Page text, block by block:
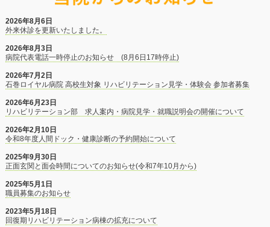
2026年8月6日
外来休診を更新いたしました。
2026年8月3日
病院代表電話一時停止のお知らせ (8月6日17時停止)
2026年7月2日
石巻ロイヤル病院 高校生対象 リハビリテーション見学・体験会 参加者募集
2026年6月23日
リハビリテーション部 求人案内・病院見学・就職説明会の開催について
2026年2月10日
令和8年度人間ドック・健康診断の予約開始について
2025年9月30日
正面玄関と面会時間についてのお知らせ(令和7年10月から)
2025年5月1日
職員募集のお知らせ
2023年5月18日
回復期リハビリテーション病棟の拡充について